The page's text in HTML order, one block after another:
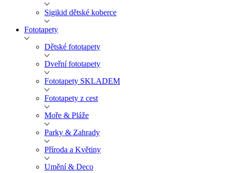
Sigikid dětské koberce
Fototapety
Dětské fototapety
Dveřní fototapety
Fototapety SKLADEM
Fototapety z cest
Moře & Pláže
Parky & Zahrady
Příroda a Květiny
Umění & Deco